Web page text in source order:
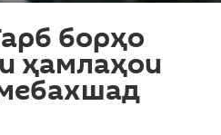
борҳо
ҳамлаҳои